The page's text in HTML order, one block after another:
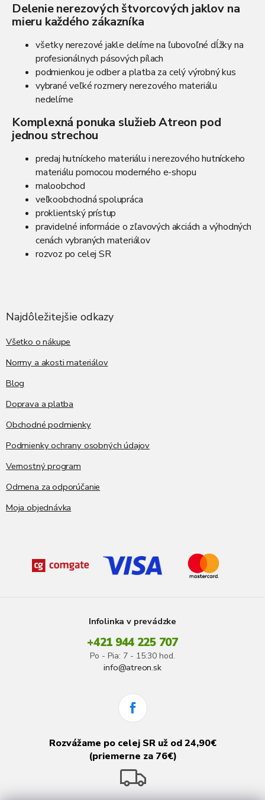
á
d
c
i
e
p
r
y
p
i
s
u
Delenie nerezových štvorcových jaklov na
mieru každého zákazníka
všetky nerezové jakle delíme na ľubovoľné dĺžky na
profesionálnych pásových pílach
podmienkou je odber a platba za celý výrobný kus
vybrané veľké rozmery nerezového materiálu
nedelíme
Komplexná ponuka služieb Atreon pod
jednou strechou
predaj hutníckeho materiálu i nerezového hutníckeho
materiálu pomocou moderného e-shopu
maloobchod
veľkoobchodná spolupráca
proklientský prístup
pravidelné informácie o zľavových akciách a výhodných
cenách vybraných materiálov
rozvoz po celej SR
Najdôležitejšie odkazy
Všetko o nákupe
Normy a akosti materiálov
Blog
Doprava a platba
Obchodné podmienky
Podmienky ochrany osobných údajov
Vernostný program
Odmena za odporúčanie
Moja objednávka
Infolinka v prevádzke
+421 944 225 707
Po - Pia: 7 - 15:30 hod.
info@atreon.sk
Rozvážame po celej SR už od 24,90€
(priemerne za 76€)